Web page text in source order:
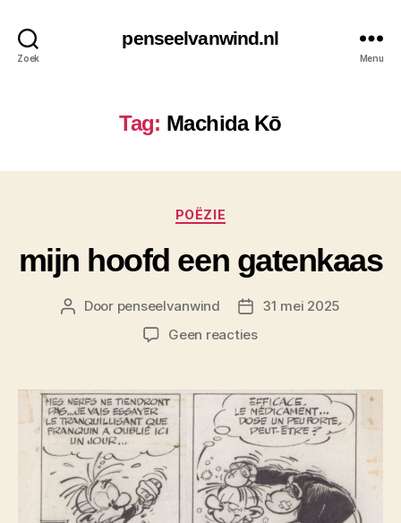
Zoek
penseelvanwind.nl
Menu
Tag: Machida Kō
Categorieën
POËZIE
mijn hoofd een gatenkaas
Berichtauteur
Door penseelvanwind Berichtdatum
31 mei 2025
Geen reactiesop
een
gatenkaas